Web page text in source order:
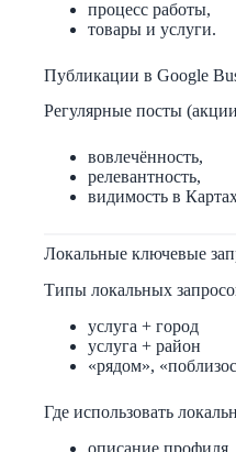
процесс работы,
товары и услуги.
Публикации в Google
Регулярные посты
вовлечённость,
релевантность,
видимость в
Локальные ключевые
Типы локальных
услуга + город
услуга + район
«рядом»,
Где использовать
описание профиля,